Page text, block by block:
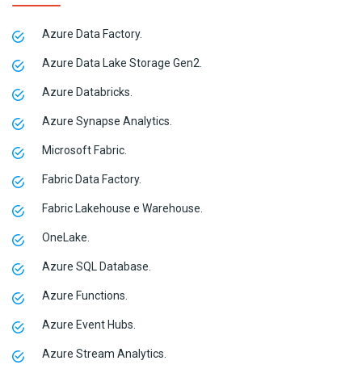
Azure Data Factory.
Azure Data Lake Storage Gen2.
Azure Databricks.
Azure Synapse Analytics.
Microsoft Fabric.
Fabric Data Factory.
Fabric Lakehouse e Warehouse.
OneLake.
Azure SQL Database.
Azure Functions.
Azure Event Hubs.
Azure Stream Analytics.